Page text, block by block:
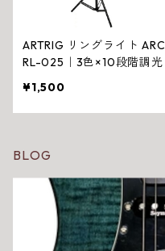
ARTRIG リングライト ARC
RL-025｜3色×10段階調光
¥1,500
BLOG